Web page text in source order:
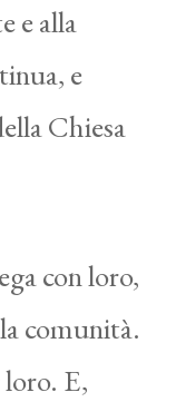
e alla
e
Chiesa
con loro,
comunità.
E,